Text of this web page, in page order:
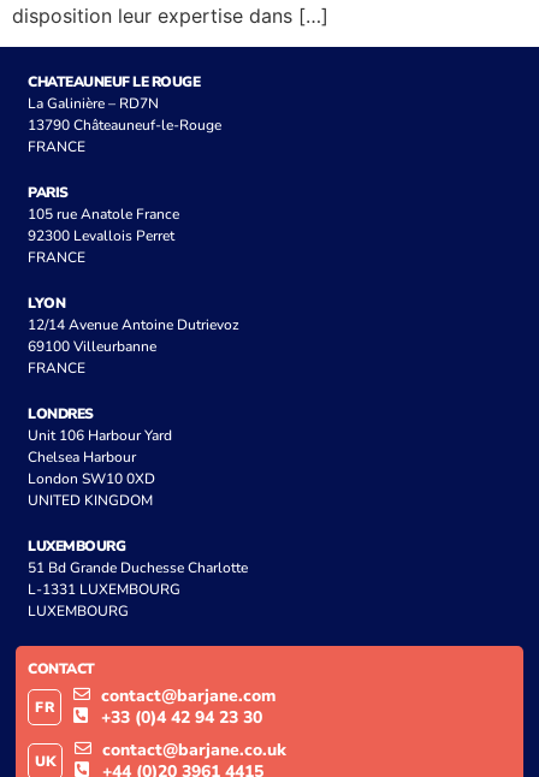
disposition leur expertise dans […]
CHATEAUNEUF LE ROUGE
La Galinière – RD7N
13790 Châteauneuf-le-Rouge
FRANCE
PARIS
105 rue Anatole France
92300 Levallois Perret
FRANCE
LYON
12/14 Avenue Antoine Dutrievoz
69100 Villeurbanne
FRANCE
LONDRES
Unit 106 Harbour Yard
Chelsea Harbour
London SW10 0XD
UNITED KINGDOM
LUXEMBOURG
51 Bd Grande Duchesse Charlotte
L-1331 LUXEMBOURG
LUXEMBOURG
CONTACT
FR
contact@barjane.com
+33 (0)4 42 94 23 30
UK
contact@barjane.co.uk
+44 (0)20 3961 4415